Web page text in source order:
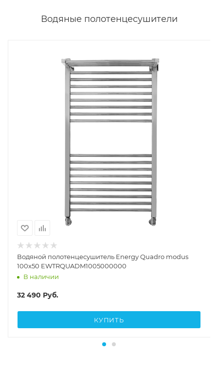
Водяные полотенцесушители
Водяной полотенцесушитель Energy Quadro modus
100x50 EWTRQUADM1005000000
В наличии
32 490 Руб.
КУПИТЬ